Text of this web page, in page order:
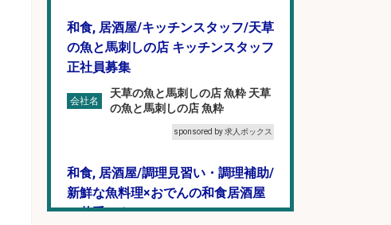
和食, 居酒屋/キッチンスタッフ/天草
の魚と馬刺しの店 キッチンスタッフ
正社員募集
会社名
天草の魚と馬刺しの店 魚粋 天草
の魚と馬刺しの店 魚粋
sponsored by 求人ボックス
和食, 居酒屋/調理見習い・調理補助/
新鮮な魚料理×おでんの和食居酒屋
の若手スタッフ